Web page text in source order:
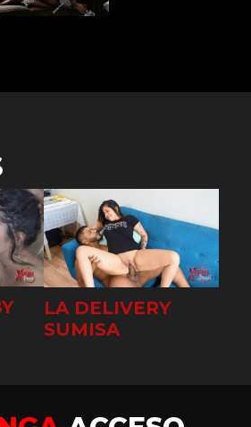
LA DELIVERY
SUMISA